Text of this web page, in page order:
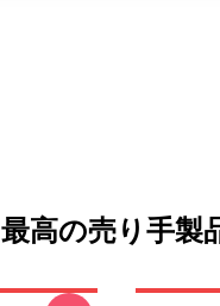
最高の売り手製